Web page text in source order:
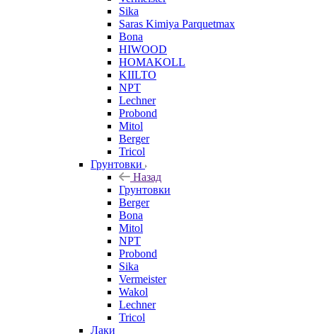
Sika
Saras Kimiya Parquetmax
Bona
HIWOOD
HOMAKOLL
KIILTO
NPT
Lechner
Probond
Mitol
Berger
Tricol
Грунтовки
Назад
Грунтовки
Berger
Bona
Mitol
NPT
Probond
Sika
Vermeister
Wakol
Lechner
Tricol
Лаки